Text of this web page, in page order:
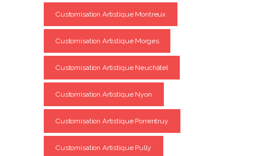
Customisation Artistique Montreux
Customisation Artistique Morges
Customisation Artistique Neuchâtel
Customisation Artistique Nyon
Customisation Artistique Porrentruy
Customisation Artistique Pully